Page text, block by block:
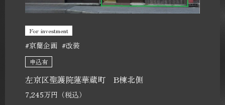
For investment
#京蘭企画 #改装
申込有
左京区聖護院蓮華蔵町 B棟北側
7,245万円（税込）